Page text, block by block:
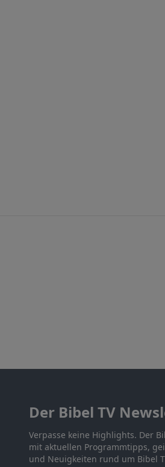
Der Bibel TV
Verpasse keine Highlights. Der
mit aktuellen Programmtipps,
und Neuigkeiten rund um Bibel